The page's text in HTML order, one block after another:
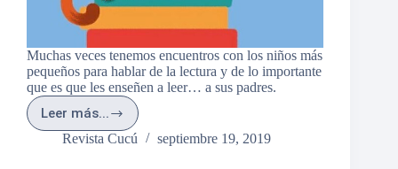
Muchas veces tenemos encuentros con los niños más
pequeños para hablar de la lectura y de lo importante
que es que les enseñen a leer… a sus padres.
Leer más...
10
reglas
Revista Cucú septiembre 19, 2019